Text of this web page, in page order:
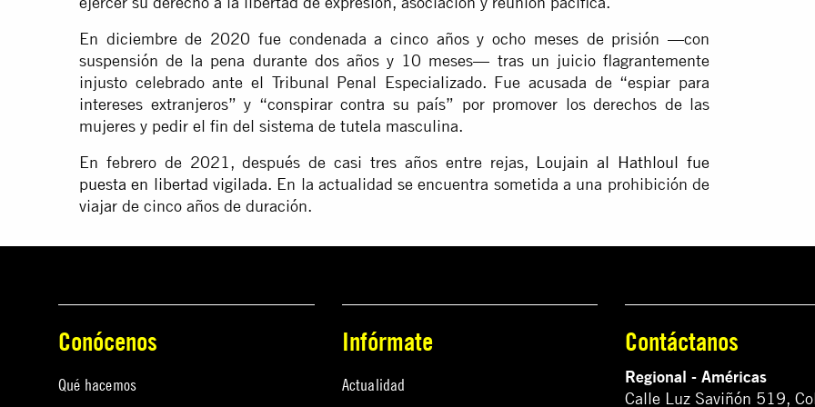
En diciembre de 2020 fue condenada a cinco años y ocho meses de prisión —con
suspensión de la pena durante dos años y 10 meses— tras un juicio flagrantemente
injusto celebrado ante el Tribunal Penal Especializado. Fue acusada de “espiar para
intereses extranjeros” y “conspirar contra su país” por promover los derechos de las
mujeres y pedir el fin del sistema de tutela masculina.
En febrero de 2021, después de casi tres años entre rejas, Loujain al Hathloul fue
puesta en libertad vigilada. En la actualidad se encuentra sometida a una prohibición de
viajar de cinco años de duración.
Conócenos
Qué hacemos
Infórmate
Actualidad
Contáctanos
Regional - Américas
Calle Luz Saviñón 519,